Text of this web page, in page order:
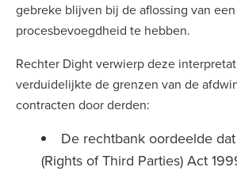
gebreke blijven bij de aflossing van
procesbevoegdheid te hebben.
Rechter Dight verwierp deze
verduidelijkte de grenzen van de
contracten door derden:
De rechtbank oordeelde
(Rights of Third Parties) Act